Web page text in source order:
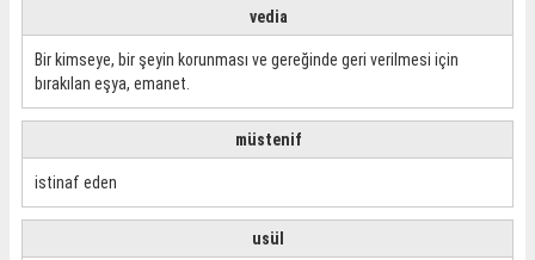
vedia
Bir kimseye, bir şeyin korunması ve gereğinde geri verilmesi için
bırakılan eşya, emanet.
müstenif
istinaf eden
usül